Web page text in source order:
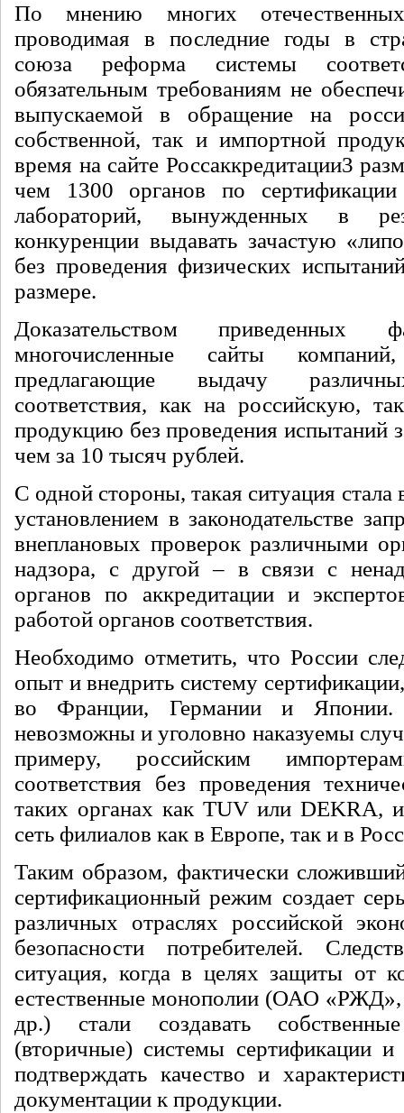
По мнению многих отечественных
проводимая в последние годы в
союза реформа системы
обязательным требованиям не
выпускаемой в обращение на
собственной, так и импортной
время на сайте Россаккредитации3
чем 1300 органов по
лабораторий, вынужденных в
конкуренции выдавать зачастую
без проведения физических
размере.
Доказательством приведенных
многочисленные сайты
предлагающие выдачу
соответствия, как на российскую,
продукцию без проведения испытаний
чем за 10 тысяч рублей.
С одной стороны, такая ситуация
установлением в законодательстве
внеплановых проверок различными
надзора, с другой – в связи с
органов по аккредитации и
работой органов соответствия.
Необходимо отметить, что России
опыт и внедрить систему
во Франции, Германии и
невозможны и уголовно наказуемы
примеру, российским
соответствия без проведения
таких органах как TUV или
сеть филиалов как в Европе, так и в
Таким образом, фактически
сертификационный режим создает
различных отраслях российской
безопасности потребителей.
ситуация, когда в целях защиты от
естественные монополии (ОАО
др.) стали создавать
(вторичные) системы сертификации и
подтверждать качество и
документации к продукции.